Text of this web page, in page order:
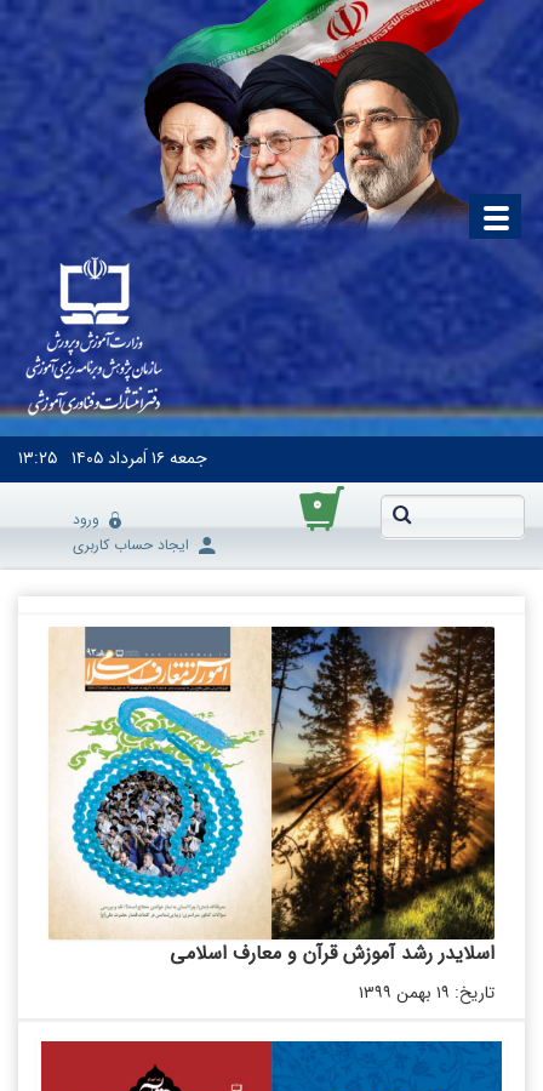
جمعه۱۶ اَمرداد ۱۴۰۵ ۱۳:۲۵
۰
ورود
ایجاد حساب کاربری
اسلایدر رشد آموزش قرآن و معارف اسلامی
تاریخ: ۱۹ بهمن ۱۳۹۹